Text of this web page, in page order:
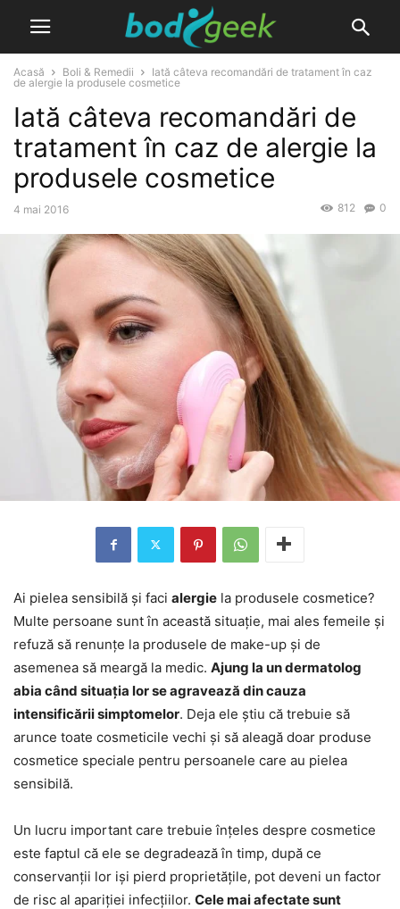
Acasă Boli & Remedii
Iată câteva recomandări de tratament în caz
de alergie la produsele cosmetice
Iată câteva recomandări de
tratament în caz de alergie la
produsele cosmetice
4 mai 2016 0
812
Ai pielea sensibilă și faci alergie la produsele cosmetice?
Multe persoane sunt în această situație, mai ales femeile și
refuză să renunțe la produsele de make-up și de
asemenea să meargă la medic. Ajung la un dermatolog
abia când situația lor se agravează din cauza
intensificării simptomelor. Deja ele știu că trebuie să
arunce toate cosmeticile vechi și să aleagă doar produse
cosmetice speciale pentru persoanele care au pielea
sensibilă.
Un lucru important care trebuie înțeles despre cosmetice
este faptul că ele se degradează în timp, după ce
conservanții lor iși pierd proprietățile, pot deveni un factor
de risc al apariției infecțiilor. Cele mai afectate sunt